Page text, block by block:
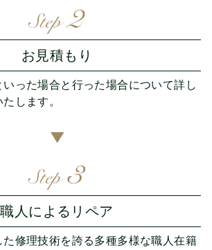
お見積もり
った場合と行った場合について詳し
します。
▶︎
職人によるリペア
修理技術を誇る多種多様な職人在籍